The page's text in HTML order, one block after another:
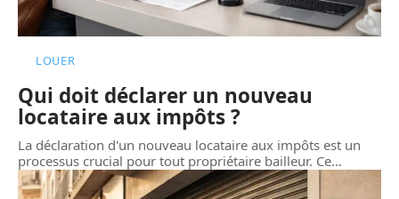
LOUER
Qui doit déclarer un nouveau
locataire aux impôts ?
La déclaration d'un nouveau locataire aux impôts est un
processus crucial pour tout propriétaire bailleur. Ce…